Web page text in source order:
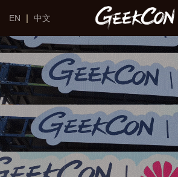
EN | 中文